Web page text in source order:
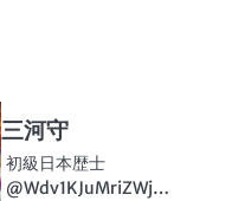
三河守
初級日本歴士
@Wdv1KJuMriZWj…